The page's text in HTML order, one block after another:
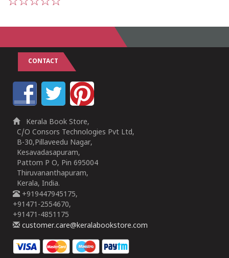
CONTACT
Kerala Book Store,
C/O Consors Technologies Pvt Ltd,
B-30,Pillaveedu Nagar,
Kesavadasapuram,
Pattom P O, Pin 695004
Thiruvananthapuram,
Kerala, India.
+919447945175,
+91471-2554670,
+91471-4851175
customer.care@keralabookstore.com